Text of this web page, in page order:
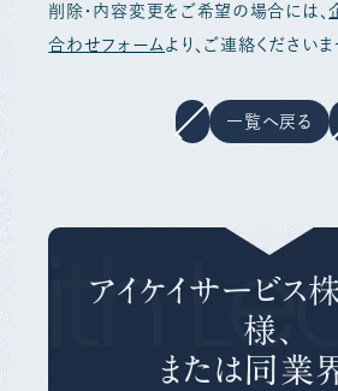
削除・内容変更をご希望の場合には、
合わせフォーム より、ご連絡くださいま
一覧へ戻る
アイケイサービス
様、
または同業